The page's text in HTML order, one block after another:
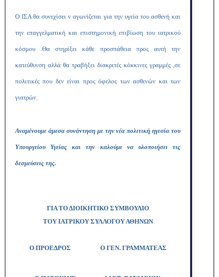
Ο ΙΣΑ θα συνεχίσει ν αγωνίζεται για την υγεία του ασθενή και
την επαγγελματική και επιστημονική επιβίωση του ιατρικού
κόσμου .Θα στηρίξει κάθε προσπάθεια προς αυτή την
κατεύθυνση αλλά θα τραβήξει διακριτές κόκκινες γραμμές ,σε
πολιτικές που δεν είναι προς όφελος των ασθενών και των
γιατρών.
Αναμένουμε άμεσα συνάντηση με την νέα πολιτική ηγεσία του
Υπουργείου Υγείας και την καλούμε να υλοποιήσει τις
δεσμεύσεις της.
ΓΙΑ ΤΟ ΔΙΟΙΚΗΤΙΚΟ ΣΥΜΒΟΥΛΙΟ
ΤΟΥ ΙΑΤΡΙΚΟΥ ΣΥΛΛΟΓΟΥ ΑΘΗΝΩΝ
Ο ΠΡΟΕΔΡΟΣ Ο ΓΕΝ. ΓΡΑΜΜΑΤΕΑΣ